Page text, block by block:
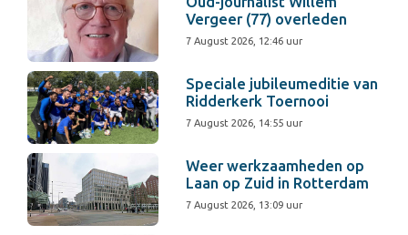
Vergeer (77) overleden
7 August 2026, 12:46 uur
Speciale jubileumeditie van
Ridderkerk Toernooi
7 August 2026, 14:55 uur
Weer werkzaamheden op
Laan op Zuid in Rotterdam
7 August 2026, 13:09 uur